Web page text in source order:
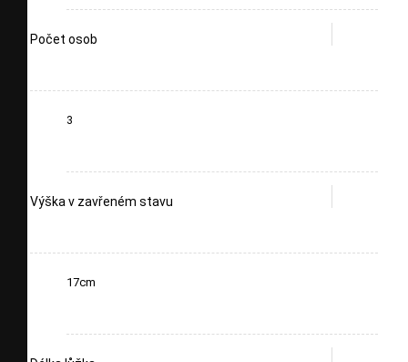
Počet osob
3
Výška v zavřeném stavu
17cm